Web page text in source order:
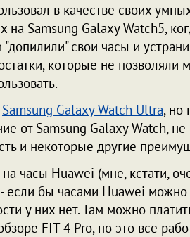
в качестве своих
на Samsung Galaxy Watch5,
"допилили" свои часы и
которые не позволяли
Samsung Galaxy Watch Ultra, но
от Samsung Galaxy Watch,
и некоторые другие
часы Huawei (мне, кстати,
если бы часами Huawei
у них нет. Там можно
FIT 4 Pro, но это все